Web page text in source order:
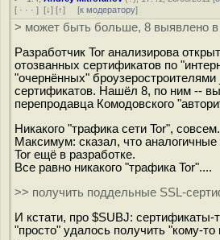
[ · · · ] [↓] [↑] [к модератору]
> может быть больше, 8 выявлено в
Разработчик Tor анализирова
отозванных сертификатов по
"очернённых"
сертификатов. Нашёл 8, по ним --
перепродавца Комодовского
Никакого "трафика сети Tor", совсем.
Максимум: сказал, что
Tor ещё в разработке.
Все равно никакого "трафика Tor"....
>> получить поддельные SSL-
И кстати, про $SUBJ: сертификаты-
"просто" удалось получить "кому-то